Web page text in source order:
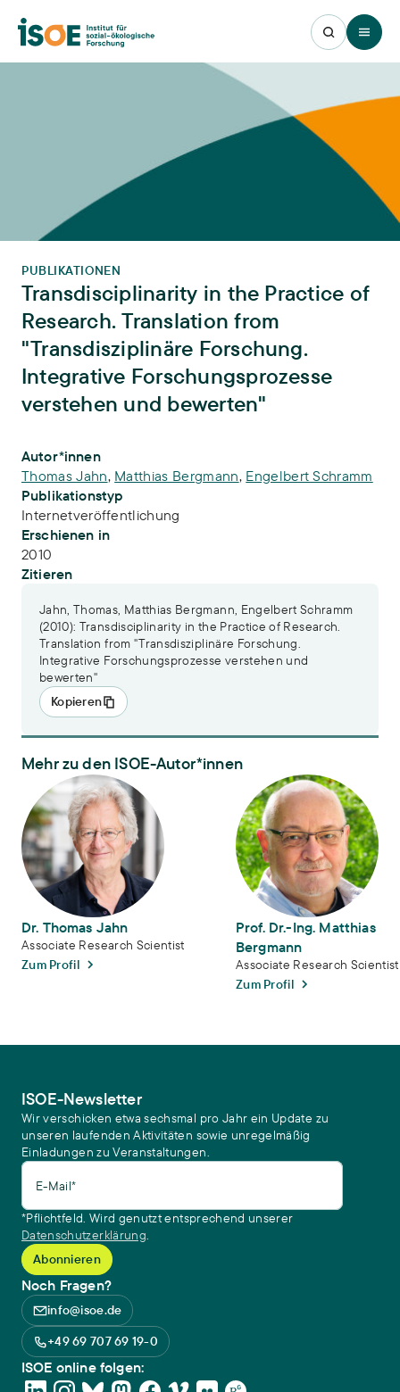
Open
PUBLIKATIONEN
Transdisciplinarity in the Practice of
Research. Translation from
"Transdisziplinäre Forschung.
Integrative Forschungsprozesse
verstehen und bewerten"
Publikations-Infos
Autor*innen
Thomas Jahn, Matthias Bergmann, Engelbert Schramm
Publikationstyp
Internetveröffentlichung
Erschienen in
2010
Zitieren
Jahn, Thomas, Matthias Bergmann, Engelbert Schramm
(2010): Transdisciplinarity in the Practice of Research.
Translation from "Transdisziplinäre Forschung.
Integrative Forschungsprozesse verstehen und
bewerten"
Kopieren
Mehr zu den ISOE-Autor*innen
Dr. Thomas Jahn
Dr. Thomas Jahn
Associate Research Scientist
Zum Profil
Prof. Dr.-Ing. Matthias
Prof. Dr.-Ing. Matthias
Bergmann
Associate Research Scientist
Zum Profil
ISOE-Newsletter
Wir verschicken etwa sechsmal pro Jahr ein Update zu
unseren laufenden Aktivitäten sowie unregelmäßig
Einladungen zu Veranstaltungen.
E-Mail*
*Pflichtfeld. Wird genutzt entsprechend unserer
Datenschutzerklärung.
Noch Fragen?
info@isoe.de
+49 69 707 69 19-0
ISOE online folgen: